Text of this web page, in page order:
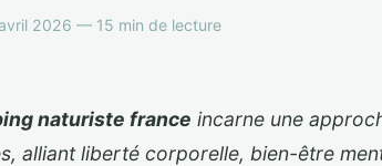
2026 — 15 min de lecture
naturiste france incarne une
alliant liberté corporelle, bien-être